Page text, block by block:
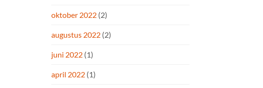
oktober 2022 (2)
augustus 2022 (2)
juni 2022 (1)
april 2022 (1)